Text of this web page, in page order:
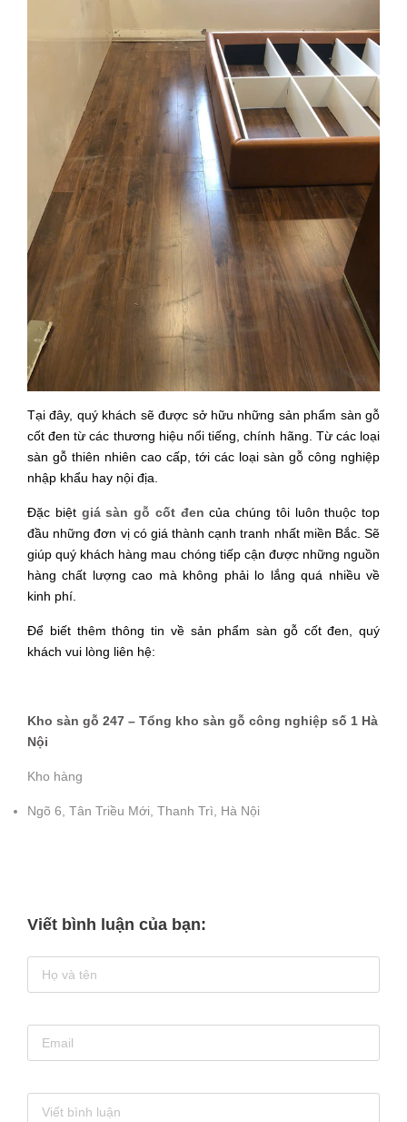
Tại đây, quý khách sẽ được sở hữu những sản phẩm sàn gỗ
cốt đen từ các thương hiệu nổi tiếng, chính hãng. Từ các loại
sàn gỗ thiên nhiên cao cấp, tới các loại sàn gỗ công nghiệp
nhập khẩu hay nội địa.
Đặc biệt giá sàn gỗ cốt đen của chúng tôi luôn thuộc top
đầu những đơn vị có giá thành cạnh tranh nhất miền Bắc. Sẽ
giúp quý khách hàng mau chóng tiếp cận được những nguồn
hàng chất lượng cao mà không phải lo lắng quá nhiều về
kinh phí.
Để biết thêm thông tin về sản phẩm sàn gỗ cốt đen, quý
khách vui lòng liên hệ:
Kho sàn gỗ 247 – Tổng kho sàn gỗ công nghiệp số 1 Hà
Nội
Kho hàng
Ngõ 6, Tân Triều Mới, Thanh Trì, Hà Nội
Viết bình luận của bạn: